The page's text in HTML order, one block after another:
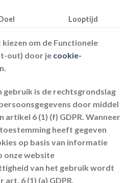
Looptijd
om de Functionele
out) door je cookie-
gebruik is de rechtsgrondslag
door middel
artikel 6 (1) (f) GDPR. Wanneer
heeft gegeven
op basis van informatie
onze website
van het gebruik wordt
6 (1) (a) GDPR.